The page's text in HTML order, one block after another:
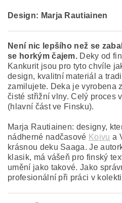
Design: Marja Rautiainen
Není nic lepšího než se
se horkým čajem. Deky od
Kankurit jsou pro tyto chvíle
design, kvalitní materiál a
zamilujete. Deka je vyrobena
čisté střižní vlny. Celý proces
(hlavní část ve Finsku).
Marja Rautiainen: designy,
nádherné nadčasové Koivu a
krásnou deku Saaga. Je
klasik, má vášeň pro finský
umění jako takové. Jako
profesionální při práci v